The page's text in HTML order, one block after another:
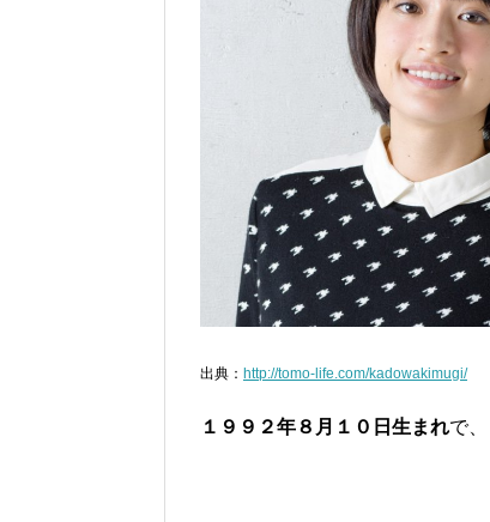
出典： http://tomo-life.com/kadowakimugi/
１９９２年８月１０日生まれで、